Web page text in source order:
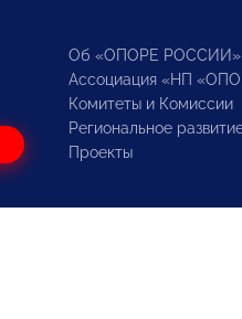
Об «ОПОРЕ РОССИИ»
Ассоциация «НП
Комитеты и Комиссии
Региональное
Проекты